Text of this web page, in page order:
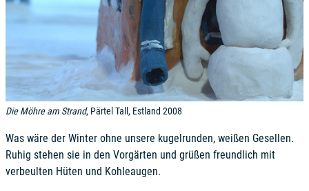
Die Möhre am Strand, Pärtel Tall, Estland 2008
Was wäre der Winter ohne unsere kugelrunden, weißen Gesellen.
Ruhig stehen sie in den Vorgärten und grüßen freundlich mit
verbeulten Hüten und Kohleaugen.